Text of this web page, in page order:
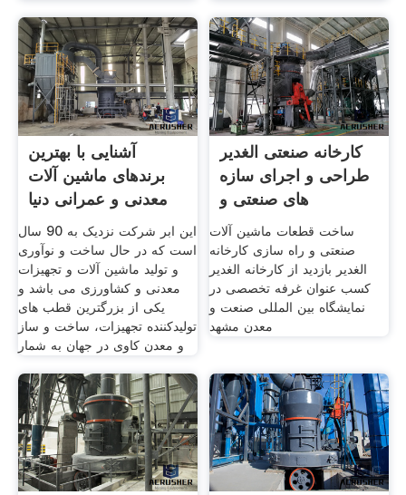
آشنایی با بهترین
برندهای ماشین آلات
معدنی و عمرانی دنیا
این ابر شرکت نزدیک به 90 سال
است که در حال ساخت و نوآوری
و تولید ماشین آلات و تجهیزات
معدنی و کشاورزی می باشد و
یکی از بزرگترین قطب های
تولیدکننده تجهیزات، ساخت و ساز
و معدن کاوی در جهان به شمار
کارخانه صنعتی الغدیر
طراحی و اجرای سازه
های صنعتی و
ساخت قطعات ماشین آلات
صنعتی و راه سازی کارخانه
الغدیر بازدید از کارخانه الغدیر
کسب عنوان غرفه تخصصی در
نمایشگاه بین المللی صنعت و
معدن مشهد